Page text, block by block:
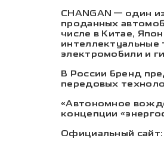
CHANGAN — один
проданных
числе в Китае,
электромобили и
В России бренд
передовых
«Автономное
концепции
Официальный сайт: